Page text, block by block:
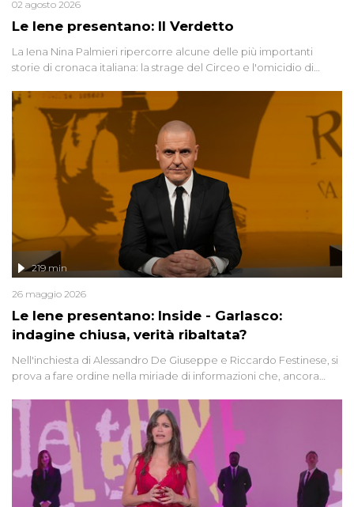
Le Iene presentano: Il Verdetto
02 agosto 2026
La Iena Nina Palmieri ripercorre alcune delle più importanti
storie di cronaca italiana: la strage del Circeo e l'omicidio di
Le Iene presentano: Inside - Garlasco:
indagine chiusa, verità ribaltata?
219 min
26 maggio 2026
Nell'inchiesta di Alessandro De Giuseppe e Riccardo Festinese, si
prova a fare ordine nella miriade di informazioni che, ancora
giudiziarie più discusse degli ultimi anni. Lo speciale ricostruisce la
vicenda mettendo in fila testimonianze, errori, dettagli
controversi e i protagonisti di un'indagine che sembra non avere
fine.